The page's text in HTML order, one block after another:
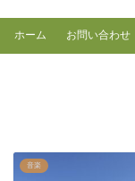
ホーム お問い合わせ
音楽